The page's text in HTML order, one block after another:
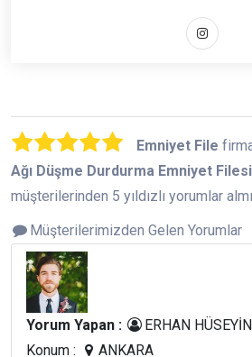
Emniyet File
Ağı Düşme Durdurma Emniyet Filesi
müşterilerinden 5 yıldızlı yorumlar
Müşterilerimizden Gelen Yorumlar
Yorum Yapan :
ERHAN
Konum :
ANKARA